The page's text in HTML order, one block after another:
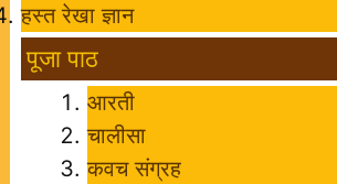
हस्त रेखा ज्ञान
पूजा पाठ
आरती
चालीसा
कवच संग्रह